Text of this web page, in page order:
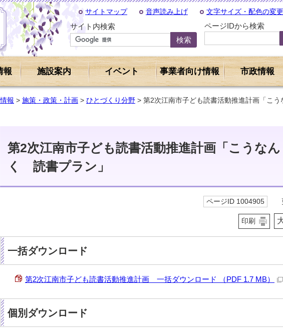
サイトマップ 音声読み上げ 文字サイズ・配色の変更
サイト内検索 ページIDから検索
報 施設案内 イベント 事業者向け情報 市政情報
報 > 施策・政策・計画 > ひとづくり分野 > 第2次江南市子ども読書活動推進計画「
第2次江南市子ども読書活動推進計画「こうな
く 読書プラン」
ページID 1004905
印刷
一括ダウンロード
第2次江南市子ども読書活動推進計画 一括ダウンロード （PDF 1.7 MB）
個別ダウンロード